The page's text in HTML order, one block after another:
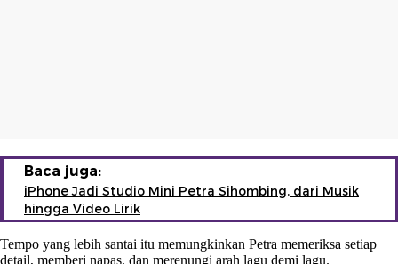
Baca juga:
iPhone Jadi Studio Mini Petra Sihombing, dari Musik
hingga Video Lirik
Tempo yang lebih santai itu memungkinkan Petra memeriksa setiap
detail, memberi napas, dan merenungi arah lagu demi lagu.